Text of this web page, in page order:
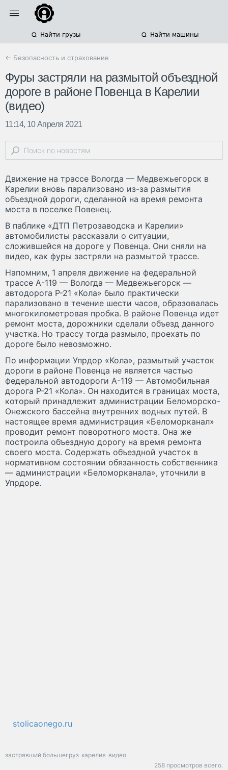
Найти грузы Найти машины
← Безопасность и страхование
Фуры застряли на размытой объездной
дороге в районе Повенца в Карелии
(видео)
11:14, 10 Апреля 2021
Движение на трассе Вологда — Медвежьегорск в
Карелии вновь парализовано из-за размытия
объездной дороги, сделанной на время ремонта
моста в поселке Повенец.
В паблике «ДТП Петрозаводска и Карелии»
автомобилисты рассказали о ситуации,
сложившейся на дороге у Повенца. Они сняли на
видео, как фуры застряли на размытой трассе.
Напомним, 1 апреля движение на федеральной
трассе А-119 — Вологда — Медвежьегорск —
автодорога Р-21 «Кола» было практически
парализовано в течение шести часов, образовалась
многокилометровая пробка. В районе Повенца идет
ремонт моста, дорожники сделали объезд данного
участка. Но трассу тогда размыло, проехать по
дороге было невозможно.
По информации Упрдор «Кола», размытый участок
дороги в районе Повенца не является частью
федеральной автодороги А-119 — Автомобильная
дорога Р-21 «Кола». Он находится в границах моста,
который принадлежит администрации Беломорско-
Онежского бассейна внутренних водных путей. В
настоящее время администрация «Беломорканал»
проводит ремонт поворотного моста. Она же
построила объездную дорогу на время ремонта
своего моста. Содержать объездной участок в
нормативном состоянии обязанность собственника
— администрации «Беломорканала», уточнили в
Упрдоре.
stolicaonego.ru
застрявший большегруз карелия видео
258 просмотров всего.